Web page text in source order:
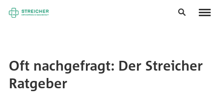
Oft nachgefragt: Der Streicher
Ratgeber